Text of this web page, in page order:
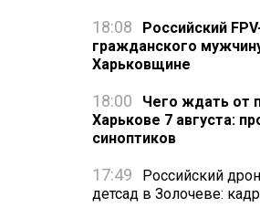
18:08
Российский
гражданского
Харьковщине
18:00
Чего ждать от
Харькове 7 августа:
синоптиков
17:49
Российский
детсад в Золочеве: